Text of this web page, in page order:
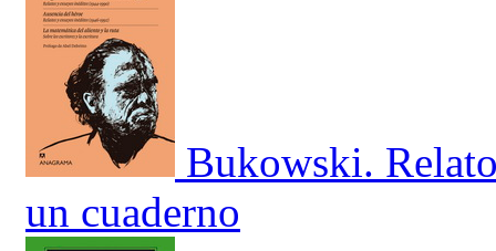
Bukowski.
un cuaderno